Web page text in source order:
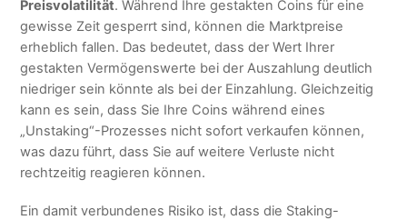
Preisvolatilität. Während Ihre gestakten Coins für eine
gewisse Zeit gesperrt sind, können die Marktpreise
erheblich fallen. Das bedeutet, dass der Wert Ihrer
gestakten Vermögenswerte bei der Auszahlung deutlich
niedriger sein könnte als bei der Einzahlung. Gleichzeitig
kann es sein, dass Sie Ihre Coins während eines
„Unstaking“-Prozesses nicht sofort verkaufen können,
was dazu führt, dass Sie auf weitere Verluste nicht
rechtzeitig reagieren können.
Ein damit verbundenes Risiko ist, dass die Staking-